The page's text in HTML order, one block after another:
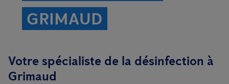
GRIMAUD
Votre spécialiste de la désinfection à
Grimaud